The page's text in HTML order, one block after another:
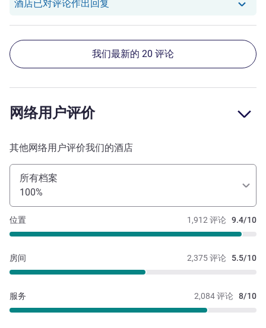
酒店已对评论作出回复 我们酒店已对 Thomas S. 的评论作
我们最新的 20 评论
网络用户评价
其他网络用户评价我们的酒店
所有档案
100%
1,912 评论 9.4/10
位置
2,375 评论 5.5/10
房间
2,084 评论 8/10
服务